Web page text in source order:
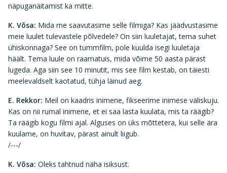
näpuganäitamist ka mitte.
K. Võsa: Mida me saavutasime selle filmiga? Kas jäädvustasime
meie luulet tulevastele põlvedele? On siin luuletajat, tema suhet
ühiskonnaga? See on tummfilm, pole kuulda isegi luuletaja
häält. Tema luule on raamatuis, mida võime 50 aasta pärast
lugeda. Aga siin see 10 minutit, mis see film kestab, on täiesti
meelevaldselt kaotatud, tühja läinud aeg.
E. Rekkor: Meil on kaadris inimene, fikseerime inimese väliskuju.
Kas on nii rumal inimene, et ei saa lasta kuulata, mis ta räägib?
Ta räägib kogu filmi ajal. Alguses on üks mõttetera, kui selle ära
kuulame, on huvitav, pärast ainult liigub.
/---/
K. Võsa: Oleks tahtnud näha isiksust.